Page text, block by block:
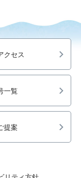
クセス
一覧
提案